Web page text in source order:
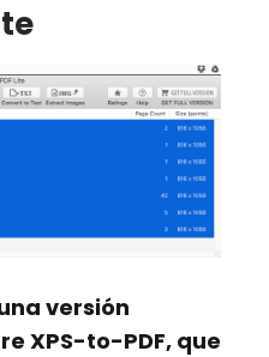
versión
XPS-to-PDF, que